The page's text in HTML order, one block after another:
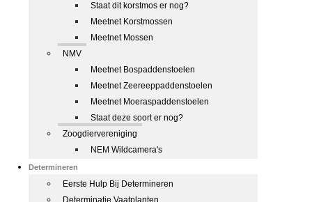
Staat dit korstmos er nog?
Meetnet Korstmossen
Meetnet Mossen
NMV
Meetnet Bospaddenstoelen
Meetnet Zeereeppaddenstoelen
Meetnet Moeraspaddenstoelen
Staat deze soort er nog?
Zoogdiervereniging
NEM Wildcamera's
Determineren
Eerste Hulp Bij Determineren
Determinatie Vaatplanten